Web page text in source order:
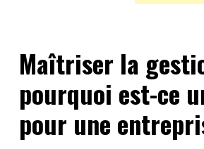
Maîtriser la
pourquoi est-ce
pour une